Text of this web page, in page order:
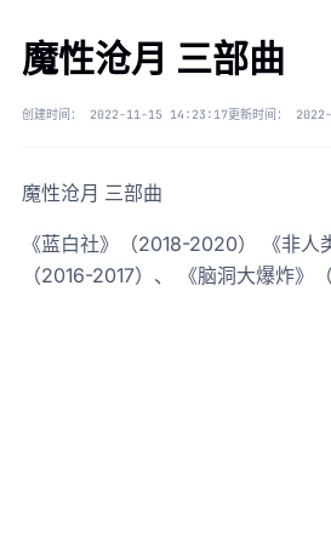
魔性沧月 三部曲
创建时间： 2022-11-15 14:23:17更新时间：
魔性沧月 三部曲
《蓝白社》（2018-2020） 《非人
（2016-2017）、 《脑洞大爆炸》